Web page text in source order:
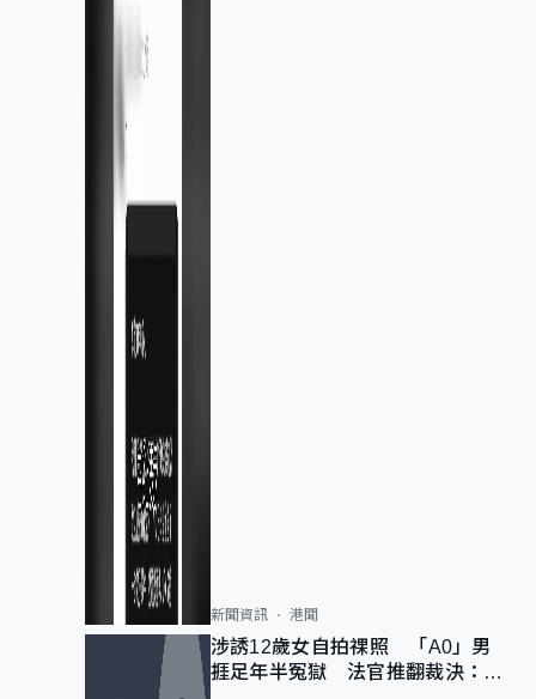
新聞資訊 港聞
涉誘12歲女自拍祼照 「A0」男
捱足年半冤獄 法官推翻裁決：抄